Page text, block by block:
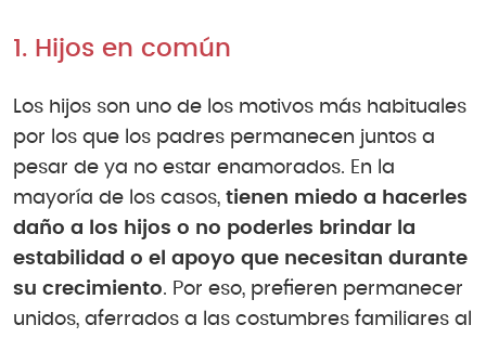
1. Hijos en común
Los hijos son uno de los motivos más habituales
por los que los padres permanecen juntos a
pesar de ya no estar enamorados. En la
mayoría de los casos, tienen miedo a hacerles
daño a los hijos o no poderles brindar la
estabilidad o el apoyo que necesitan durante
su crecimiento. Por eso, prefieren permanecer
unidos, aferrados a las costumbres familiares al